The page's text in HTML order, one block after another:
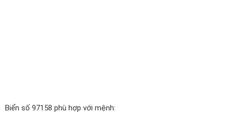
Biển số 97158 phù hợp với mệnh: